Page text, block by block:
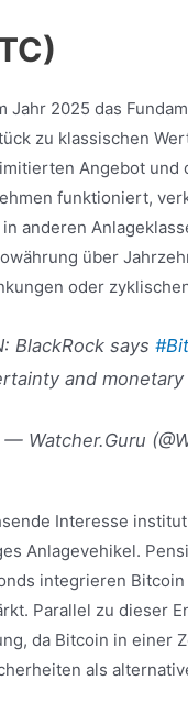
Jahr 2025 das
zu klassischen
Angebot und
funktioniert,
anderen
über
oder
BlackRock says
and monetary
— Watcher.Guru
Interesse
Anlagevehikel.
integrieren
Parallel zu dieser
da Bitcoin in einer
als